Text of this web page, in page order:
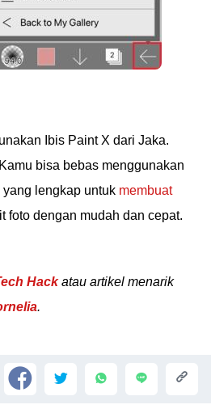
Ibis Paint X dari Jaka.
bisa bebas menggunakan
yang lengkap untuk membuat
foto dengan mudah dan cepat.
Hackatau artikel menarik
.